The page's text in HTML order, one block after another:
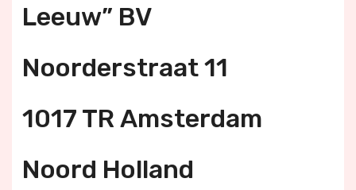
Leeuw” BV
Noorderstraat 11
1017 TR Amsterdam
Noord Holland